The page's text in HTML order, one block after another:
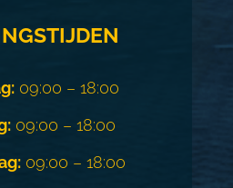
09:00 – 18:00
09:00 – 18:00
09:00 – 18:00